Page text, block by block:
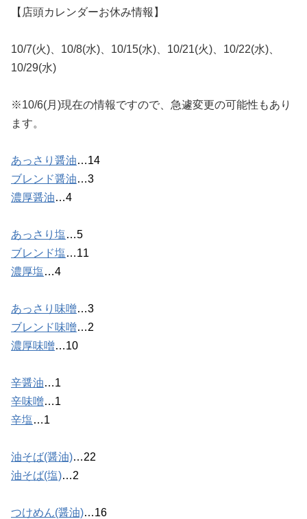
【店頭カレンダーお休み情報】
10/7(火)、10/8(水)、10/15(水)、10/21(火)、10/22(水)、
10/29(水)
※10/6(月)現在の情報ですので、急遽変更の可能性もあり
ます。
あっさり醤油…14
ブレンド醤油…3
濃厚醤油…4
あっさり塩…5
ブレンド塩…11
濃厚塩…4
あっさり味噌…3
ブレンド味噌…2
濃厚味噌…10
辛醤油…1
辛味噌…1
辛塩…1
油そば(醤油)…22
油そば(塩)…2
つけめん(醤油)…16